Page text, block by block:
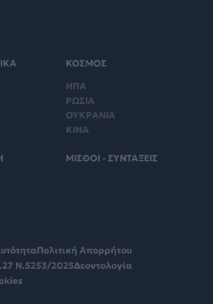
ΚΟΣΜΟΣ
ΗΠΑ
ΡΩΣΙΑ
ΟΥΚΡΑΝΙΑ
ΚΙΝΑ
ΜΙΣΘΟΙ - ΣΥΝΤΑΞΕΙΣ
Πολιτική Απορρήτου
Ν.5253/2025Δεοντολογία